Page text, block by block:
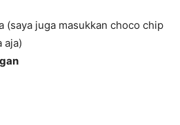
(saya juga masukkan choco chip
aja)